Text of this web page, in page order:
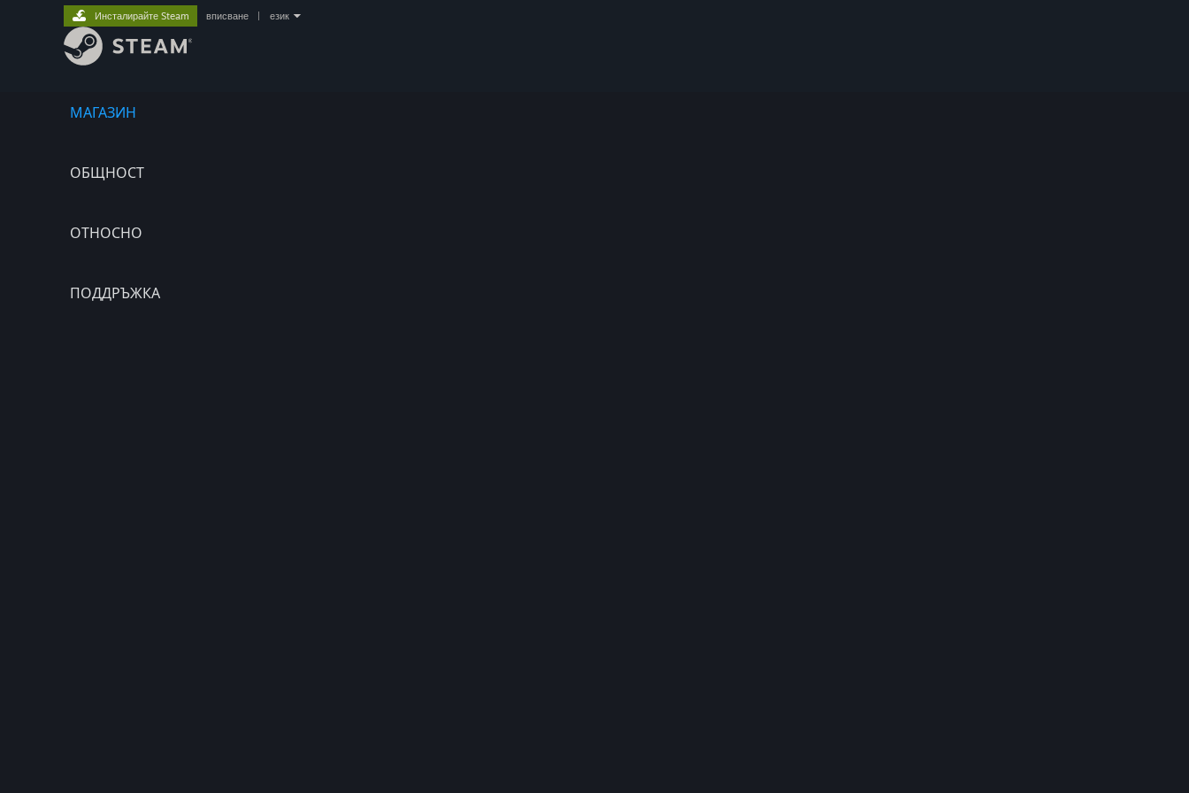
МАГАЗИН
ОБЩНОСТ
ОТНОСНО
ПОДДРЪЖКА
Инсталирайте Steam вписване език